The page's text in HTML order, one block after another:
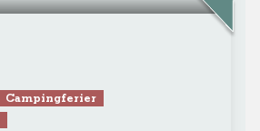
Campingferier